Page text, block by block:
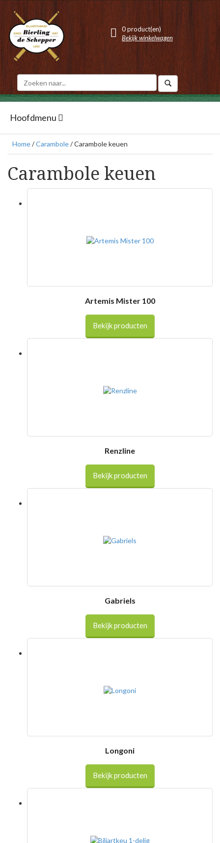
0 product(en)
Bekijk winkelwagen
Hoofdmenu
Home/Carambole/ Carambole keuen
Carambole keuen
Artemis Mister 100
Bekijk producten
Renzline
Bekijk producten
Gabriels
Bekijk producten
Longoni
Bekijk producten